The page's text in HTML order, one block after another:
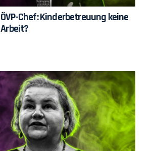
ÖVP-Chef: Kinderbetreuung keine
Arbeit?